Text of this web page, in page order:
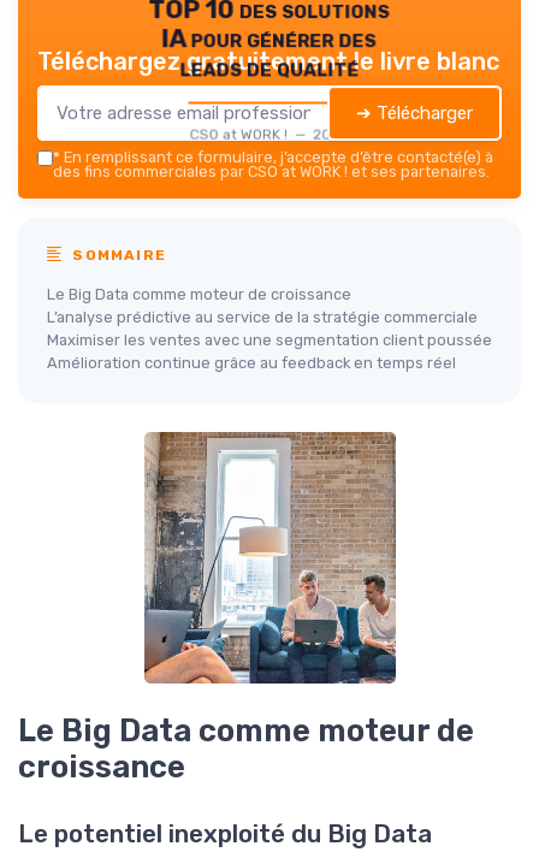
TOP 10 des solutions
IA pour générer des
leads de qualité
CSO at WORK ! — 2026
Téléchargez gratuitement le livre blanc
➔ Télécharger
* En remplissant ce formulaire, j’accepte d’être contacté(e) à
des fins commerciales par CSO at WORK ! et ses partenaires.
SOMMAIRE
Le Big Data comme moteur de croissance
L’analyse prédictive au service de la stratégie commerciale
Maximiser les ventes avec une segmentation client poussée
Amélioration continue grâce au feedback en temps réel
Le Big Data comme moteur de
croissance
Le potentiel inexploité du Big Data